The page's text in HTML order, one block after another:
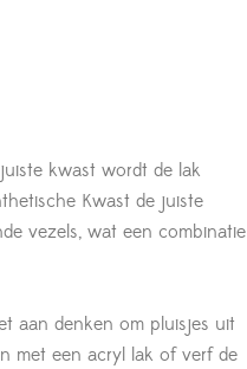
kwast wordt de lak
Kwast de juiste
vezels, wat een combinatie
aan denken om pluisjes uit
met een acryl lak of verf de